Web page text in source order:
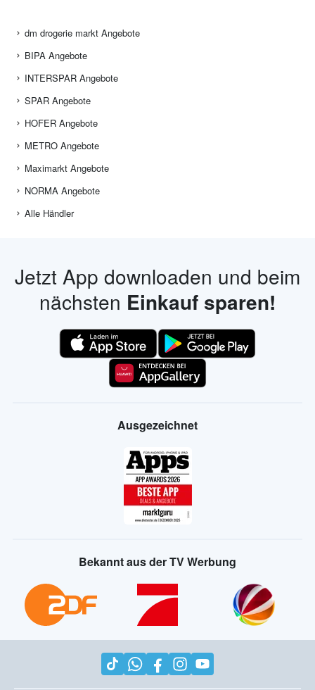
dm drogerie markt Angebote
BIPA Angebote
INTERSPAR Angebote
SPAR Angebote
HOFER Angebote
METRO Angebote
Maximarkt Angebote
NORMA Angebote
Alle Händler
Jetzt App downloaden und beim
nächsten Einkauf sparen!
Ausgezeichnet
Bekannt aus der TV Werbung